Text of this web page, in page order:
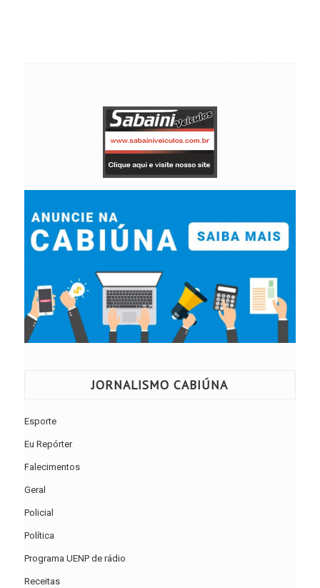
JORNALISMO CABIÚNA
Esporte
Eu Repórter
Falecimentos
Geral
Policial
Política
Programa UENP de rádio
Receitas